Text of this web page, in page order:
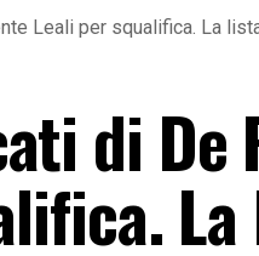
Leali per squalifica. La
di De